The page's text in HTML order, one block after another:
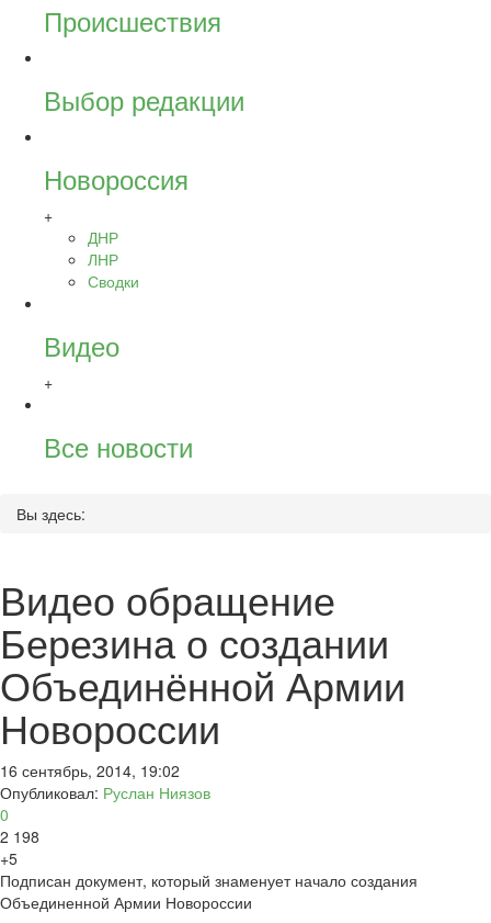
Происшествия
Выбор редакции
Новороссия
+
ДНР
ЛНР
Сводки
Видео
+
Все новости
Вы здесь:
Видео обращение
Березина о создании
Объединённой Армии
Новороссии
16 сентябрь, 2014, 19:02
Опубликовал: Руслан Ниязов
0
2 198
+5
Подписан документ, который знаменует начало создания
Объединенной Армии Новороссии